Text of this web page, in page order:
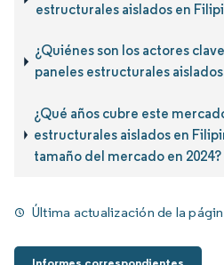
estructurales aislados en
¿Quiénes son los actores
paneles estructurales
¿Qué años cubre este
estructurales aislados en
tamaño del mercado en 2024?
Última actualización de la